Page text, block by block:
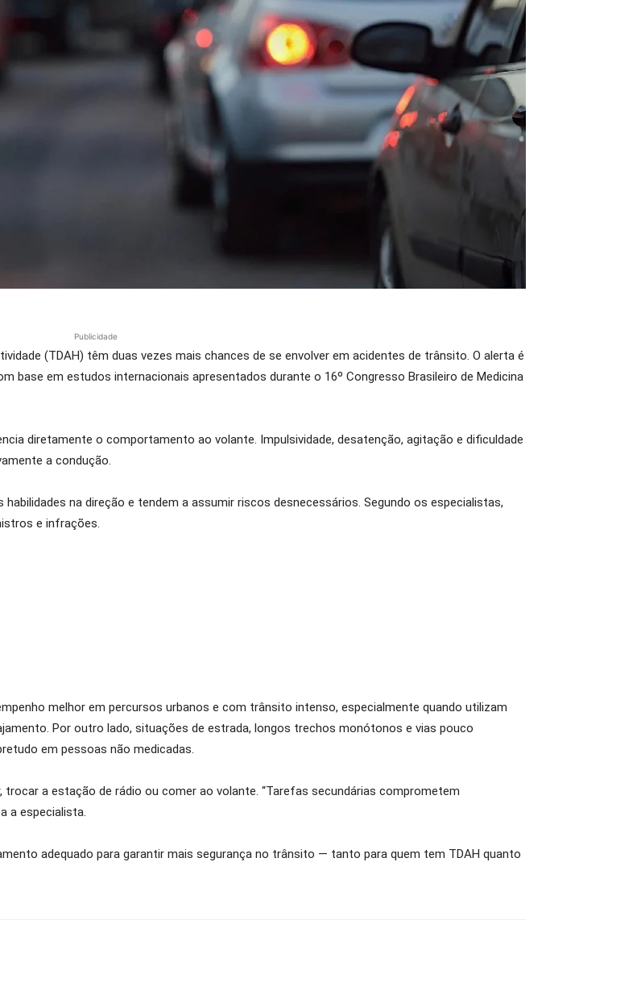
Publicidade
(TDAH) têm duas vezes mais chances de se envolver em acidentes de trânsito. O alerta é
base em estudos internacionais apresentados durante o 16º Congresso Brasileiro de Medicina
diretamente o comportamento ao volante. Impulsividade, desatenção, agitação e dificuldade
a condução.
na direção e tendem a assumir riscos desnecessários. Segundo os especialistas,
e infrações.
melhor em percursos urbanos e com trânsito intenso, especialmente quando utilizam
Por outro lado, situações de estrada, longos trechos monótonos e vias pouco
em pessoas não medicadas.
a estação de rádio ou comer ao volante. “Tarefas secundárias comprometem
a especialista.
adequado para garantir mais segurança no trânsito — tanto para quem tem TDAH quanto